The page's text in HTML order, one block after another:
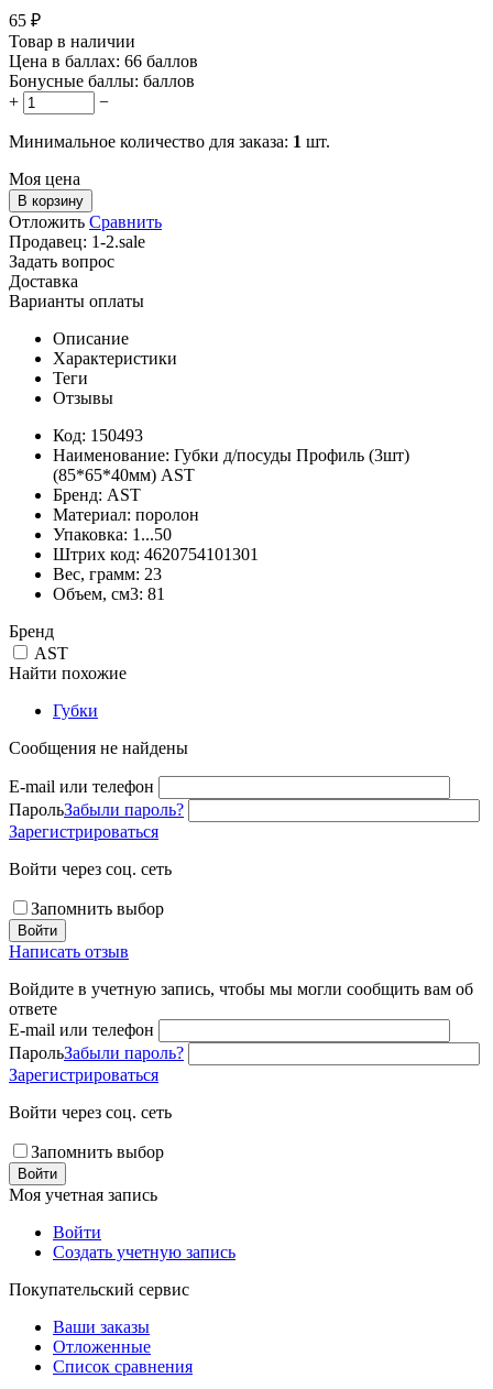
65 ₽
Товар в наличии
Цена в баллах: 66 баллов
Бонусные баллы: баллов
+
−
Минимальное количество для заказа: 1 шт.
Моя цена
В корзину
Отложить Сравнить
Продавец: 1-2.sale
Задать вопрос
Доставка
Варианты оплаты
Описание
Характеристики
Теги
Отзывы
Код: 150493
Наименование: Губки д/посуды Профиль (3шт)
(85*65*40мм) AST
Бренд: AST
Материал: поролон
Упаковка: 1...50
Штрих код: 4620754101301
Вес, грамм: 23
Объем, см3: 81
Бренд
AST
Найти похожие
Губки
Сообщения не найдены
E-mail или телефон
ПарольЗабыли пароль?
Зарегистрироваться
Войти через соц. сеть
Запомнить выбор
Войти
Написать отзыв
Войдите в учетную запись, чтобы мы могли сообщить вам об
ответе
E-mail или телефон
ПарольЗабыли пароль?
Зарегистрироваться
Войти через соц. сеть
Запомнить выбор
Войти
Моя учетная запись
Войти
Создать учетную запись
Покупательский сервис
Ваши заказы
Отложенные
Список сравнения